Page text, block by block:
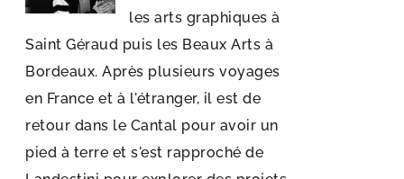
les arts graphiques à
Saint Géraud puis les Beaux Arts à
Bordeaux. Après plusieurs voyages
en France et à l'étranger, il est de
retour dans le Cantal pour avoir un
pied à terre et s'est rapproché de